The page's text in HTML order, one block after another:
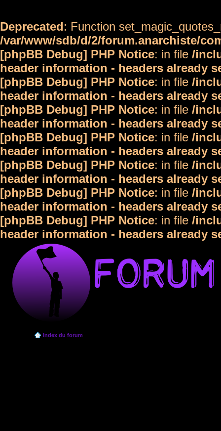
Deprecated: Function
/var/www/sdb/d/2/forum.anarchiste/
[phpBB Debug] PHP Notice: in file /
header information - headers already
[phpBB Debug] PHP Notice: in file /
header information - headers already
[phpBB Debug] PHP Notice: in file /
header information - headers already
[phpBB Debug] PHP Notice: in file /
header information - headers already
[phpBB Debug] PHP Notice: in file /
header information - headers already
[phpBB Debug] PHP Notice: in file /
header information - headers already
[phpBB Debug] PHP Notice: in file /
header information - headers already
Index du forum